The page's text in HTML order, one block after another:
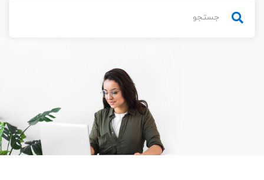
برای: